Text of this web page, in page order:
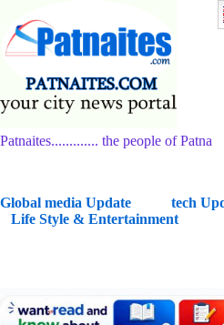
content
Patnaites............. the people of Patna
Global media Update
tech
Life Style & Entertainment